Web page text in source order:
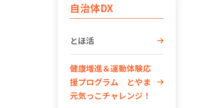
自治体DX
とほ活
健康増進＆運動体験応
援プログラム とやま
元気っこチャレンジ！